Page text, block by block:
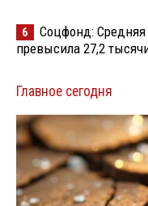
6
Соцфонд: Средняя
превысила 27,2
Главное сегодня